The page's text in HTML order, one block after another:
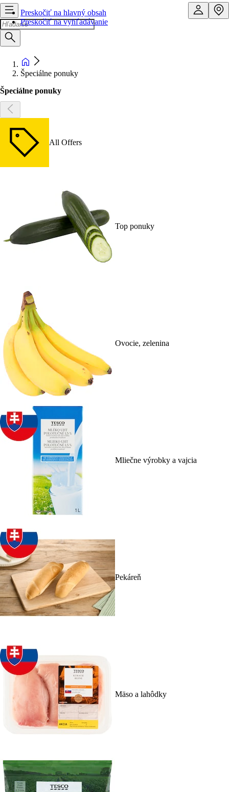
Preskočiť na hlavný obsah
Preskočiť na vyhľadávanie
Špeciálne ponuky
Špeciálne ponuky
All Offers
Top ponuky
Ovocie, zelenina
Mliečne výrobky a vajcia
Pekáreň
Mäso a lahôdky